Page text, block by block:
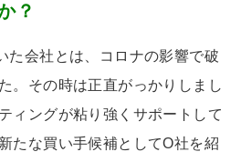
？
た会社とは、コロナの影響で破
。その時は正直がっかりしまし
ィングが粘り強くサポートして
たな買い手候補としてO社を紹